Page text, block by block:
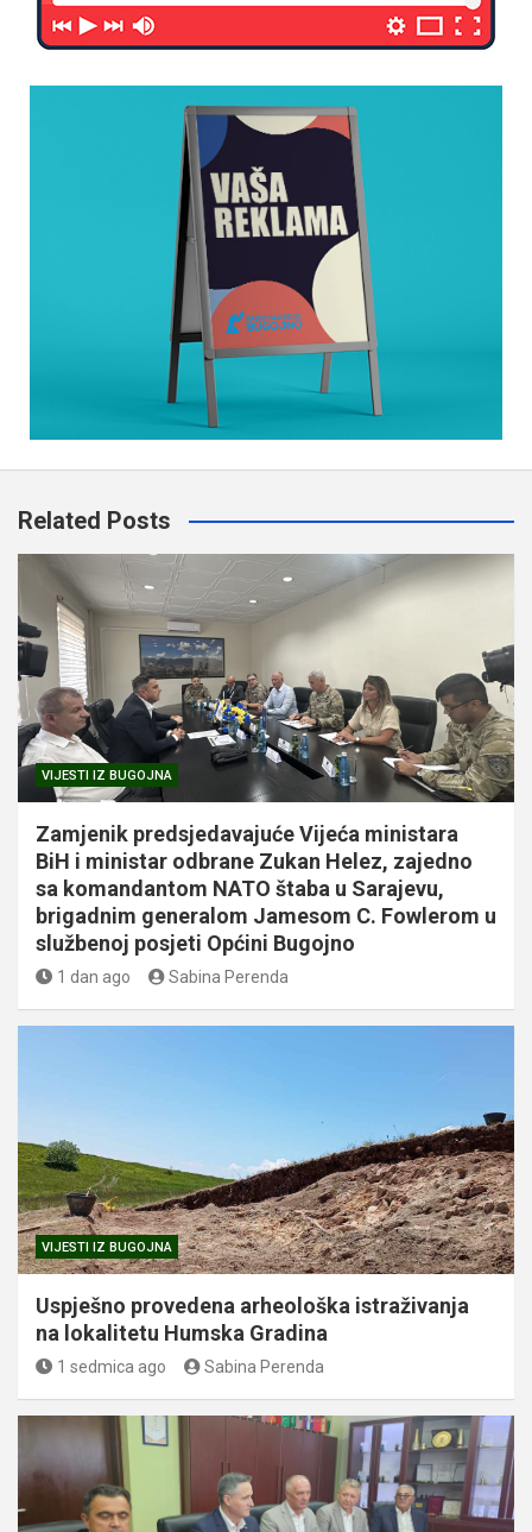
Related Posts
VIJESTI IZ BUGOJNA
Zamjenik predsjedavajuće Vijeća ministara
BiH i ministar odbrane Zukan Helez, zajedno
sa komandantom NATO štaba u Sarajevu,
brigadnim generalom Jamesom C. Fowlerom u
službenoj posjeti Općini Bugojno
1 dan ago Sabina Perenda
VIJESTI IZ BUGOJNA
Uspješno provedena arheološka istraživanja
na lokalitetu Humska Gradina
1 sedmica ago Sabina Perenda